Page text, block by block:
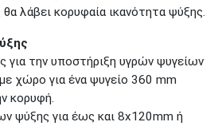
λάβει κορυφαία ικανότητα ψύξης.
για την υποστήριξη υγρών ψυγείων
χώρο για ένα ψυγείο 360 mm
κορυφή.
ψύξης για έως και 8x120mm ή